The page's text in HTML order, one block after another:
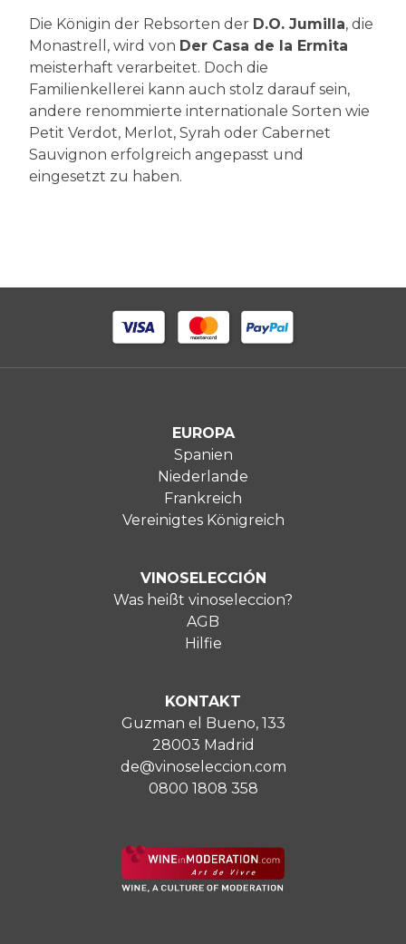
Die Königin der Rebsorten der D.O. Jumilla, die
Monastrell, wird von Der Casa de la Ermita
meisterhaft verarbeitet. Doch die
Familienkellerei kann auch stolz darauf sein,
andere renommierte internationale Sorten wie
Petit Verdot, Merlot, Syrah oder Cabernet
Sauvignon erfolgreich angepasst und
eingesetzt zu haben.
EUROPA
Spanien
Niederlande
Frankreich
Vereinigtes Königreich
VINOSELECCIÓN
Was heißt vinoseleccion?
AGB
Hilfie
KONTAKT
Guzman el Bueno, 133
28003 Madrid
de@vinoseleccion.com
0800 1808 358